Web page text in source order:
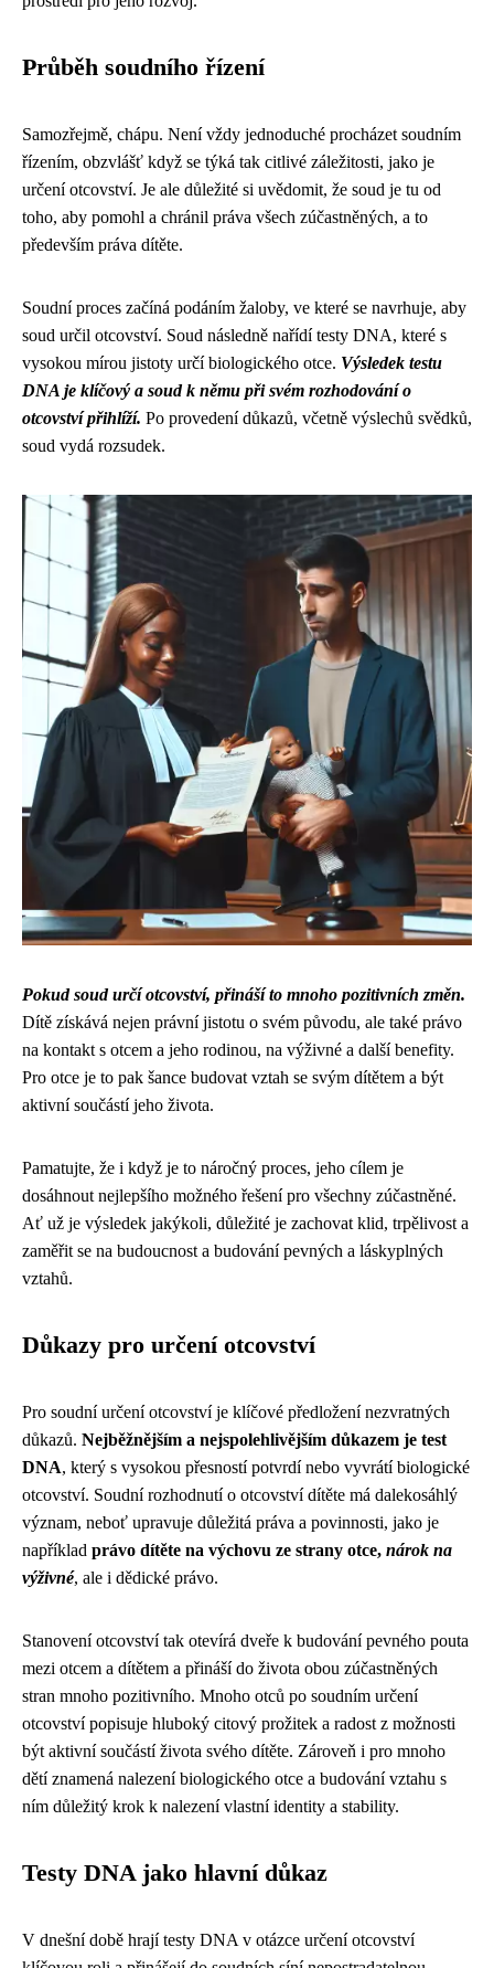
Průběh soudního řízení
Samozřejmě, chápu. Není vždy jednoduché procházet soudním
řízením, obzvlášť když se týká tak citlivé záležitosti, jako je
určení otcovství. Je ale důležité si uvědomit, že soud je tu od
toho, aby pomohl a chránil práva všech zúčastněných, a to
především práva dítěte.
Soudní proces začíná podáním žaloby, ve které se navrhuje, aby
soud určil otcovství. Soud následně nařídí testy DNA, které s
vysokou mírou jistoty určí biologického otce. Výsledek testu
DNA je klíčový a soud k němu při svém rozhodování o
otcovství přihlíží. Po provedení důkazů, včetně výslechů svědků,
soud vydá rozsudek.
Pokud soud určí otcovství, přináší to mnoho pozitivních změn.
Dítě získává nejen právní jistotu o svém původu, ale také právo
na kontakt s otcem a jeho rodinou, na výživné a další benefity.
Pro otce je to pak šance budovat vztah se svým dítětem a být
aktivní součástí jeho života.
Pamatujte, že i když je to náročný proces, jeho cílem je
dosáhnout nejlepšího možného řešení pro všechny zúčastněné.
Ať už je výsledek jakýkoli, důležité je zachovat klid, trpělivost a
zaměřit se na budoucnost a budování pevných a láskyplných
vztahů.
Důkazy pro určení otcovství
Pro soudní určení otcovství je klíčové předložení nezvratných
důkazů. Nejběžnějším a nejspolehlivějším důkazem je test
DNA, který s vysokou přesností potvrdí nebo vyvrátí biologické
otcovství. Soudní rozhodnutí o otcovství dítěte má dalekosáhlý
význam, neboť upravuje důležitá práva a povinnosti, jako je
například právo dítěte na výchovu ze strany otce, nárok na
výživné, ale i dědické právo.
Stanovení otcovství tak otevírá dveře k budování pevného pouta
mezi otcem a dítětem a přináší do života obou zúčastněných
stran mnoho pozitivního. Mnoho otců po soudním určení
otcovství popisuje hluboký citový prožitek a radost z možnosti
být aktivní součástí života svého dítěte. Zároveň i pro mnoho
dětí znamená nalezení biologického otce a budování vztahu s
ním důležitý krok k nalezení vlastní identity a stability.
Testy DNA jako hlavní důkaz
V dnešní době hrají testy DNA v otázce určení otcovství